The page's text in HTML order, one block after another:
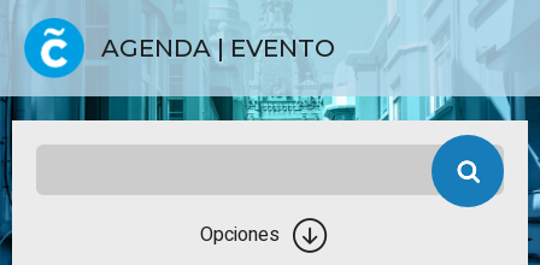
AGENDA | EVENTO
Opciones